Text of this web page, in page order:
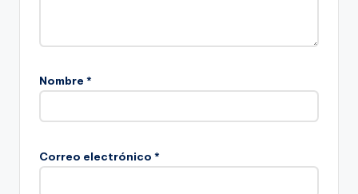
Nombre *
Correo electrónico *